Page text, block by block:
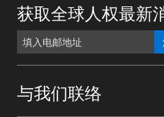
获取全球人权最新
与我们联络